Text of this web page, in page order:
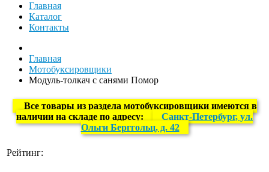
Главная
Каталог
Контакты
Главная
Мотобуксировщики
Модуль-толкач с санями Помор
Все товары из раздела мотобуксировщики имеются в
наличии на складе по адресу:
Санкт-Петербург, ул.
Ольги Берггольц, д. 42
Рейтинг: